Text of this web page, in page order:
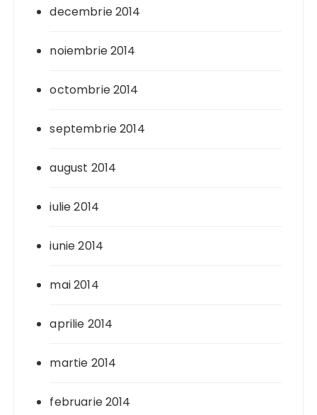
decembrie 2014
noiembrie 2014
octombrie 2014
septembrie 2014
august 2014
iulie 2014
iunie 2014
mai 2014
aprilie 2014
martie 2014
februarie 2014